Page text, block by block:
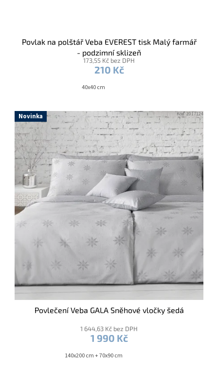
Povlak na polštář Veba EVEREST tisk Malý farmář
- podzimní sklizeň
173,55 Kč bez DPH
210 Kč
40x40 cm
Novinka
Povlečení Veba GALA Sněhové vločky šedá
1 644,63 Kč bez DPH
1 990 Kč
140x200 cm + 70x90 cm
Kód:2017124